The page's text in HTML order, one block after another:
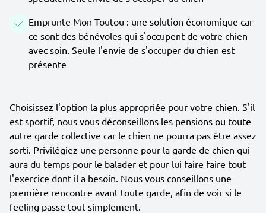
Emprunte Mon Toutou : une solution économique car
ce sont des bénévoles qui s'occupent de votre chien
avec soin. Seule l'envie de s'occuper du chien est
présente
Choisissez l'option la plus appropriée pour votre chien. S'il
est sportif, nous vous déconseillons les pensions ou toute
autre garde collective car le chien ne pourra pas être assez
sorti. Privilégiez une personne pour la garde de chien qui
aura du temps pour le balader et pour lui faire faire tout
l'exercice dont il a besoin. Nous vous conseillons une
première rencontre avant toute garde, afin de voir si le
feeling passe tout simplement.